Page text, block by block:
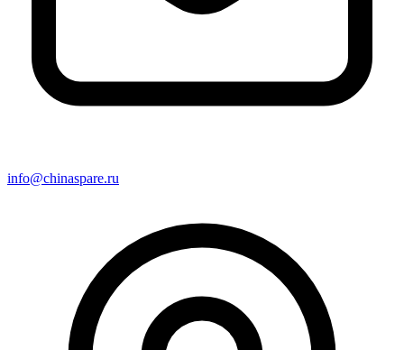
info@chinaspare.ru